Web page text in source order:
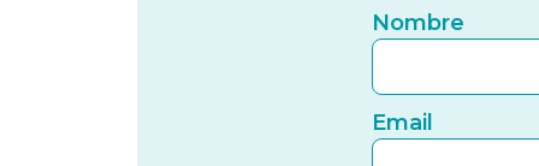
Nombre
Email